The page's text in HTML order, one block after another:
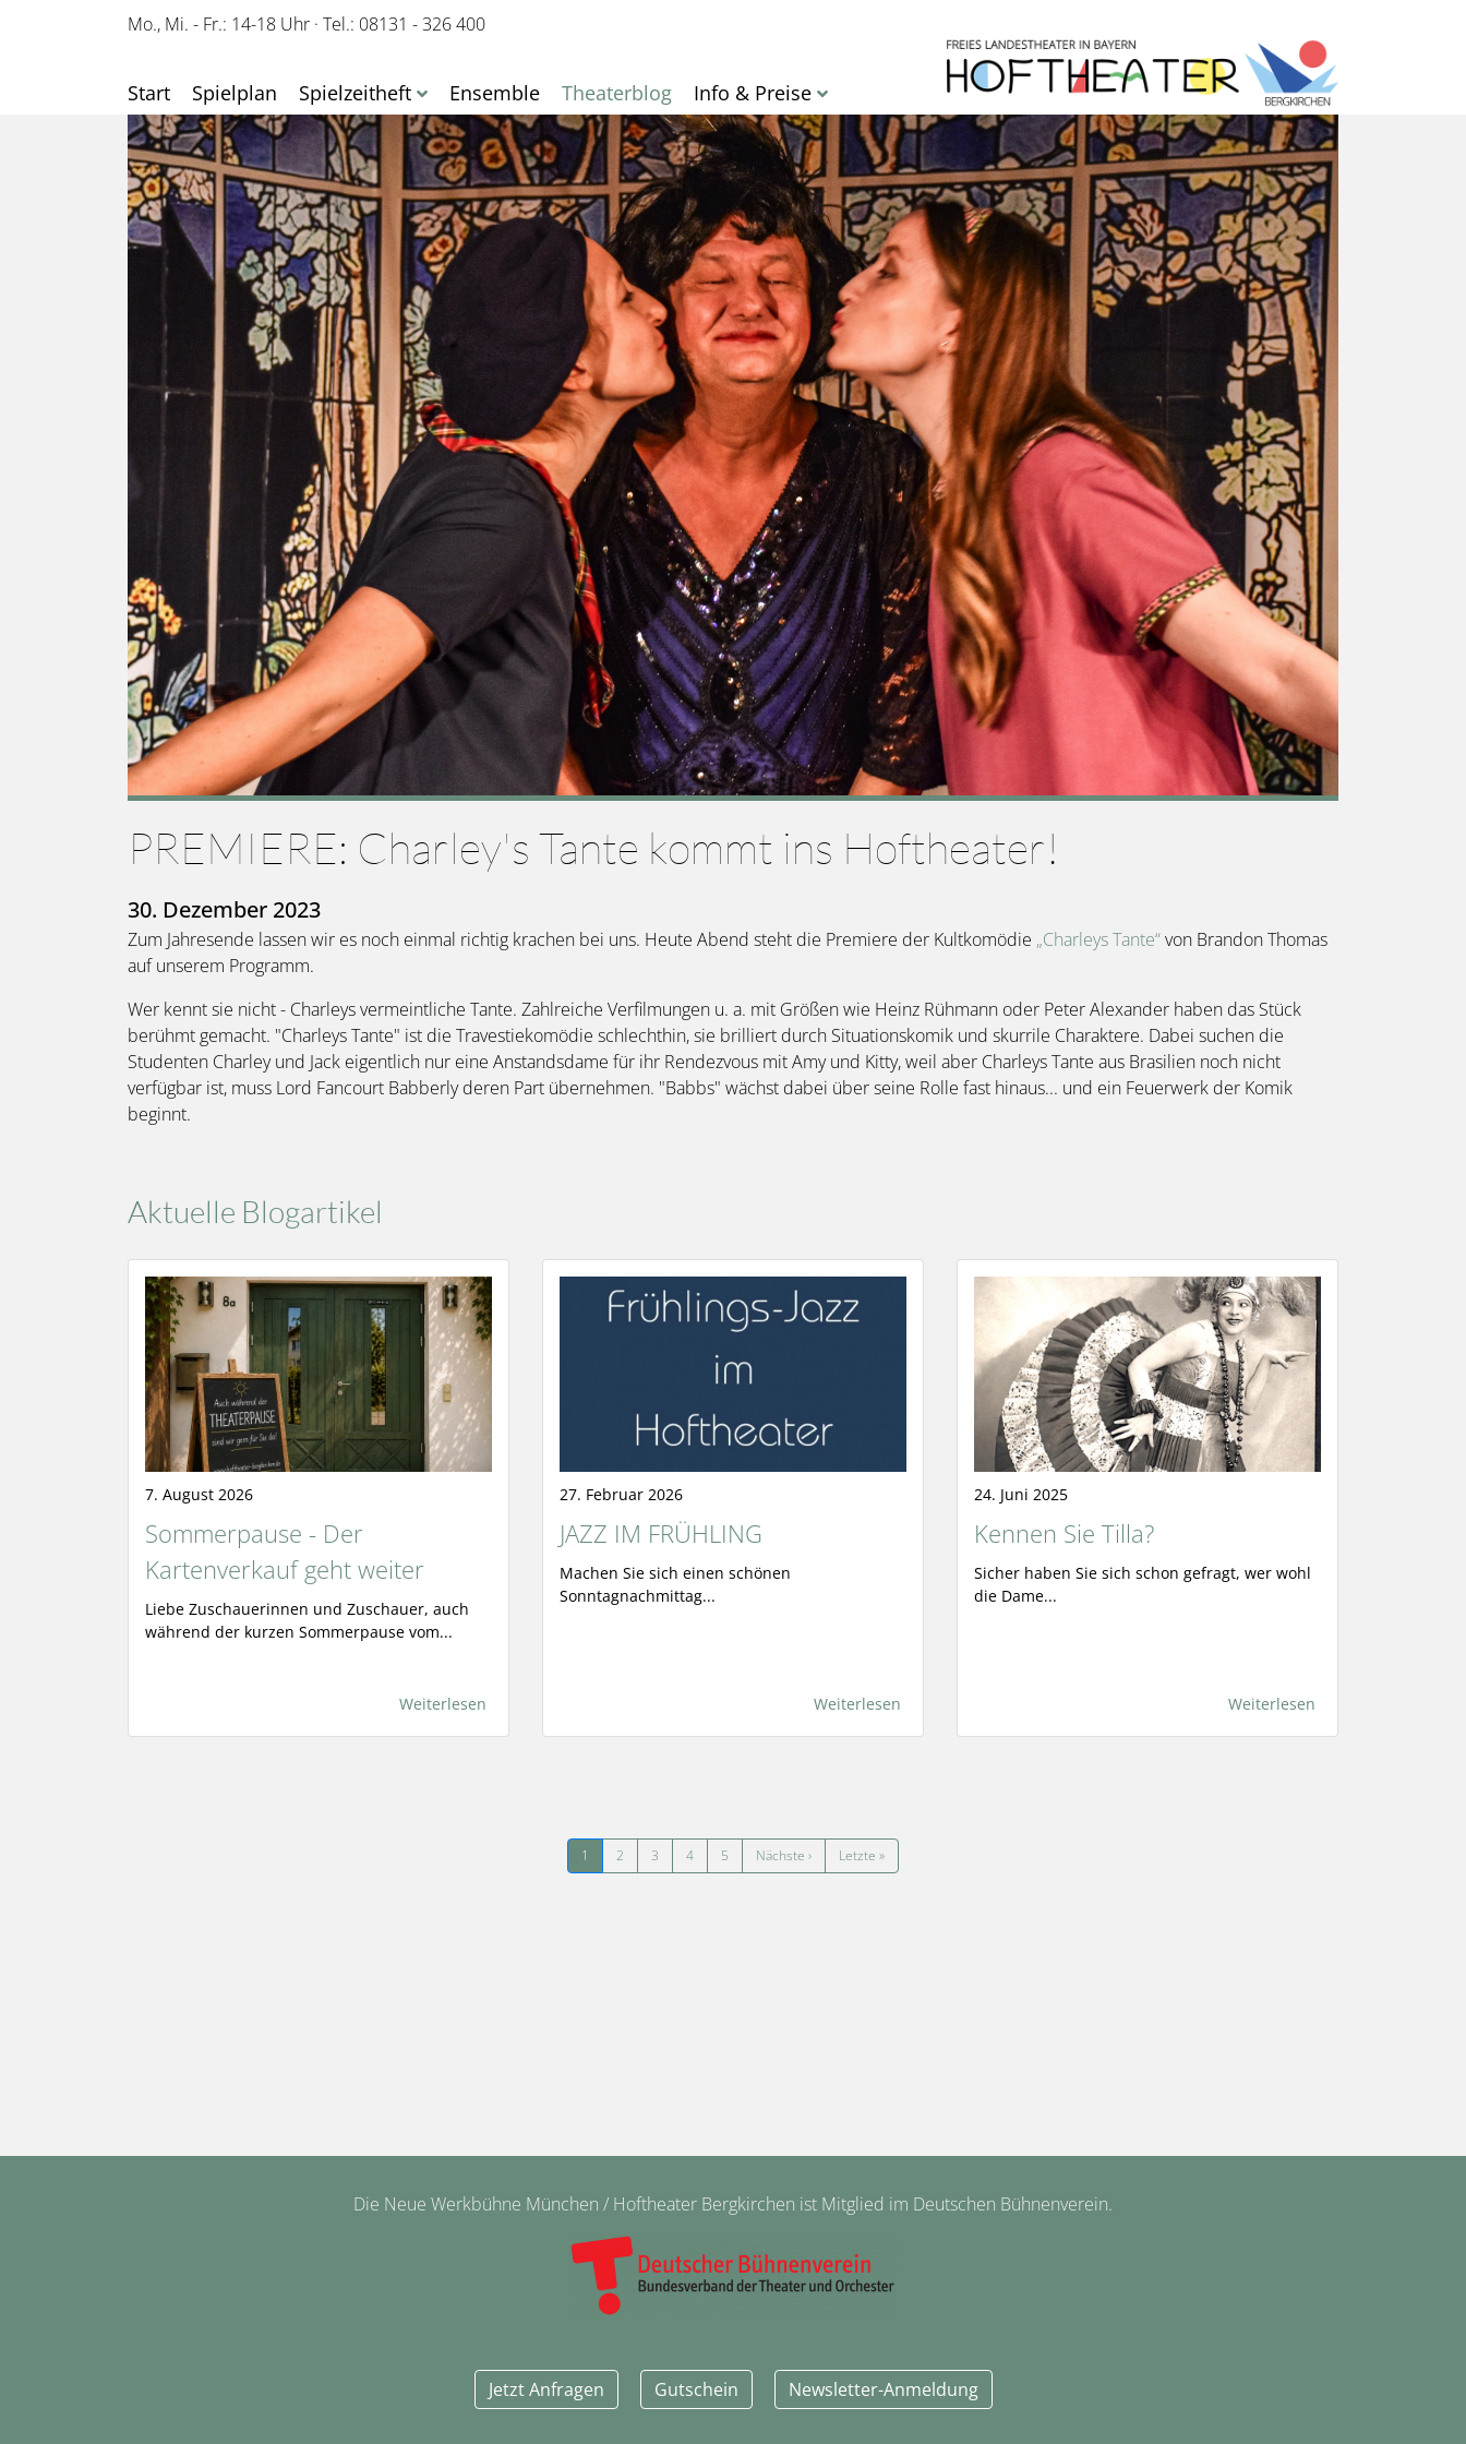
Mo., Mi. - Fr.: 14-18 Uhr · Tel.: 08131 - 326 400
Start Spielplan Spielzeitheft Ensemble Theaterblog Info & Preise
PREMIERE: Charley's Tante kommt ins Hoftheater!
30. Dezember 2023
Zum Jahresende lassen wir es noch einmal richtig krachen bei uns. Heute Abend steht die Premiere der Kultkomödie „Charleys Tante“von Brandon Thomas
auf unserem Programm.
Wer kennt sie nicht - Charleys vermeintliche Tante. Zahlreiche Verfilmungen u. a. mit Größen wie Heinz Rühmann oder Peter Alexander haben das Stück
berühmt gemacht. "Charleys Tante" ist die Travestiekomödie schlechthin, sie brilliert durch Situationskomik und skurrile Charaktere. Dabei suchen die
Studenten Charley und Jack eigentlich nur eine Anstandsdame für ihr Rendezvous mit Amy und Kitty, weil aber Charleys Tante aus Brasilien noch nicht
verfügbar ist, muss Lord Fancourt Babberly deren Part übernehmen. "Babbs" wächst dabei über seine Rolle fast hinaus... und ein Feuerwerk der Komik
beginnt.
Aktuelle Blogartikel
7. August 2026
Sommerpause - Der
Kartenverkauf geht weiter
Liebe Zuschauerinnen und Zuschauer, auch
während der kurzen Sommerpause vom...
Weiterlesen
27. Februar 2026
JAZZ IM FRÜHLING
Machen Sie sich einen schönen
Sonntagnachmittag...
Weiterlesen
24. Juni 2025
Kennen Sie Tilla?
Sicher haben Sie sich schon gefragt, wer wohl
die Dame...
Weiterlesen
1 2 3 4 5 Nächste ›Nächste Seite
Letzte »Letzte Seite
Die Neue Werkbühne München / Hoftheater Bergkirchen ist Mitglied im Deutschen Bühnenverein.
Jetzt Anfragen Gutschein Newsletter-Anmeldung